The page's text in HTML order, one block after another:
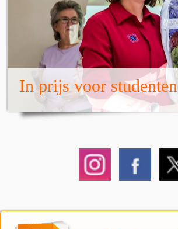
In prijs voor studenten